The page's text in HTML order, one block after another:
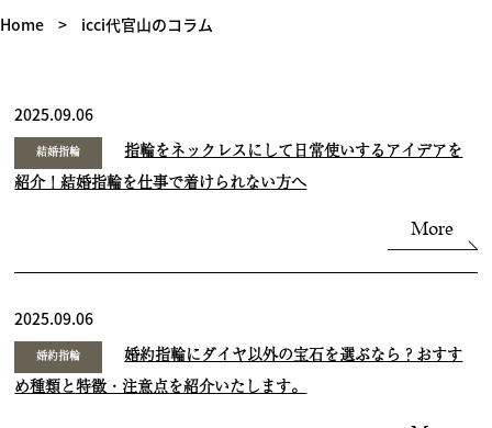
Home > icci代官山のコラム
2025.09.06
結婚指輪
指輪をネックレスにして日常使いするアイデアを
紹介！結婚指輪を仕事で着けられない方へ
More
2025.09.06
婚約指輪
婚約指輪にダイヤ以外の宝石を選ぶなら？おすす
め種類と特徴・注意点を紹介いたします。